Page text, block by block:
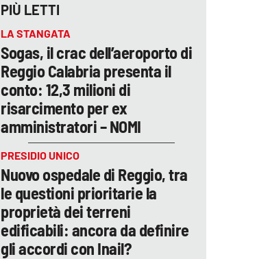
PIÙ LETTI
LA STANGATA
Sogas, il crac dell’aeroporto di
Reggio Calabria presenta il
conto: 12,3 milioni di
risarcimento per ex
amministratori – NOMI
PRESIDIO UNICO
Nuovo ospedale di Reggio, tra
le questioni prioritarie la
proprietà dei terreni
edificabili: ancora da definire
gli accordi con Inail?